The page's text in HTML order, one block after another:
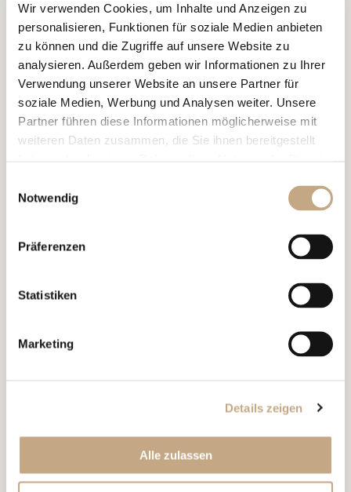
Wir verwenden Cookies, um Inhalte und Anzeigen zu
personalisieren, Funktionen für soziale Medien anbieten
zu können und die Zugriffe auf unsere Website zu
analysieren. Außerdem geben wir Informationen zu Ihrer
Verwendung unserer Website an unsere Partner für
soziale Medien, Werbung und Analysen weiter. Unsere
Partner führen diese Informationen möglicherweise mit
weiteren Daten zusammen, die Sie ihnen bereitgestellt
Notwendig
Präferenzen
Statistiken
Marketing
Details zeigen
Alle zulassen
01.07.2026
NEWS, ALERT
Reform des EU-Designrechts –
Bedeutung für Schweizer
and Have Gone Wrong”, IBA
International Private Client Tax
Conference London